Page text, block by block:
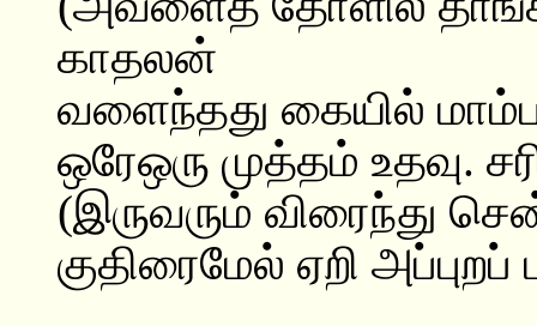
காதலன்
வளைந்தது கையில்
ஒரேஒரு முத்தம் உதவு.
(இருவரும் விரைந்து
குதிரைமேல் ஏறி அப்புறப்